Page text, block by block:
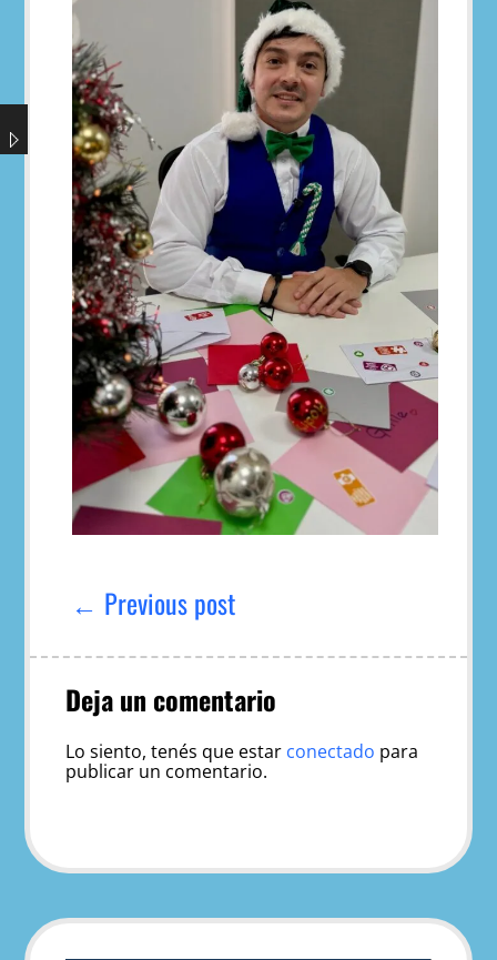
entradas
← Previous post
Deja un comentario
Lo siento, tenés que estar conectado para
publicar un comentario.